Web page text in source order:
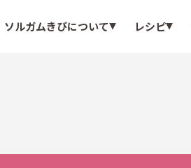
ソルガムきびについて レシピ